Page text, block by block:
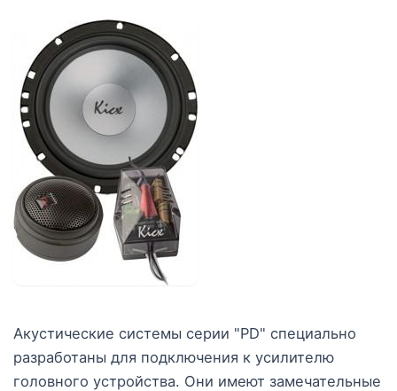
Акустические системы серии "PD" специально
разработаны для подключения к усилителю
головного устройства. Они имеют замечательные